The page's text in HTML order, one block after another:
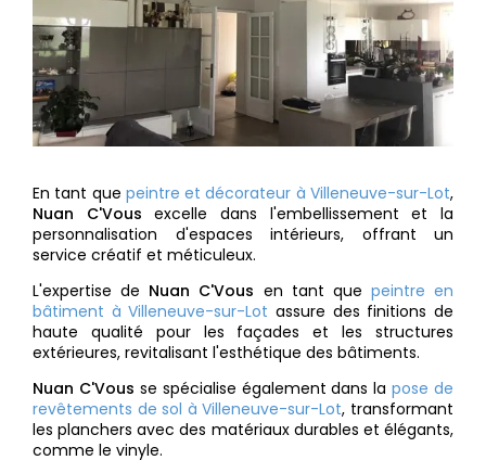
En tant que peintre et décorateur à Villeneuve-sur-Lot,
Nuan C'Vous excelle dans l'embellissement et la
personnalisation d'espaces intérieurs, offrant un
service créatif et méticuleux.
L'expertise de Nuan C'Vous en tant que peintre en
bâtiment à Villeneuve-sur-Lot assure des finitions de
haute qualité pour les façades et les structures
extérieures, revitalisant l'esthétique des bâtiments.
Nuan C'Vous se spécialise également dans lapose de
revêtements de sol à Villeneuve-sur-Lot, transformant
les planchers avec des matériaux durables et élégants,
comme le vinyle.